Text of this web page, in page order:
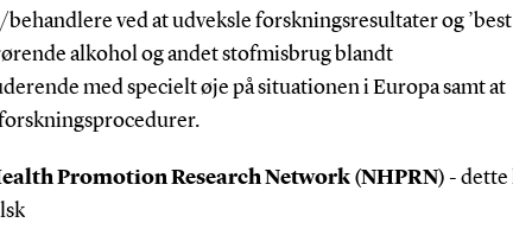
ved at udveksle forskningsresultater og ’best
alkohol og andet stofmisbrug blandt
med specielt øje på situationen i Europa samt at
Promotion Research Network (NHPRN) -